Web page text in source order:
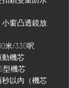
窗凸透鏡放
米/330呎
動機芯
型機芯
以內（機芯